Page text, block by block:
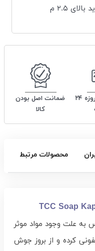
۲.۵ م
پشتیبانی ۷ روزه ۲۴
ضمانت اصل بودن
کالا
محصولات مرتبط
TCC Soap
علت وجود مواد موثر
کرده و از بروز جوش